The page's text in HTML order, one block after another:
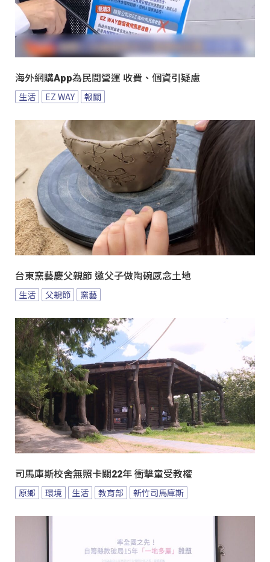
海外網購App為民間營運 收費、個資引疑慮
生活 EZ WAY 報關
台東窯藝慶父親節 邀父子做陶碗感念土地
生活 父親節 窯藝
司馬庫斯校舍無照卡關22年 衝擊童受教權
原鄉 環境 生活 教育部 新竹司馬庫斯